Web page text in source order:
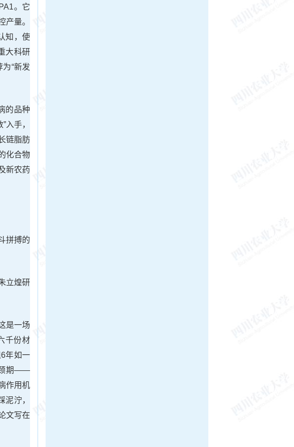
。它
产量。
知，使
大科研
“新发
的品种
入手，
链脂肪
化合物
新农药
拼搏的
立煌研
是一场
千份材
年如一
颈期——
作用机
泞，
文写在